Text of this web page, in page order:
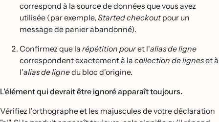
correspond à la source de données que vous avez
utilisée (par exemple, Started checkoutpour un
message de panier abandonné).
Confirmez que la répétition pouret l'alias de ligne
correspondent exactement à la collection de ligneset à
l'alias de lignedu bloc d'origine.
L'élément qui devrait être ignoré apparaît toujours.
Vérifiez l'orthographe et les majuscules de votre déclaration